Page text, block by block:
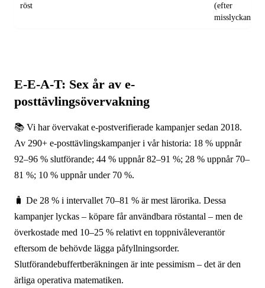
röst
(efter
misslyckande)
E-E-A-T: Sex år av e-
posttävlingsövervakning
📚 Vi har övervakat e-postverifierade kampanjer sedan 2018.
Av 290+ e-posttävlingskampanjer i vår historia: 18 % uppnår
92–96 % slutförande; 44 % uppnår 82–91 %; 28 % uppnår 70–
81 %; 10 % uppnår under 70 %.
🧳 De 28 % i intervallet 70–81 % är mest lärorika. Dessa
kampanjer lyckas – köpare får användbara röstantal – men de
överkostade med 10–25 % relativt en toppnivåleverantör
eftersom de behövde lägga påfyllningsorder.
Slutförandebuffertberäkningen är inte pessimism – det är den
ärliga operativa matematiken.